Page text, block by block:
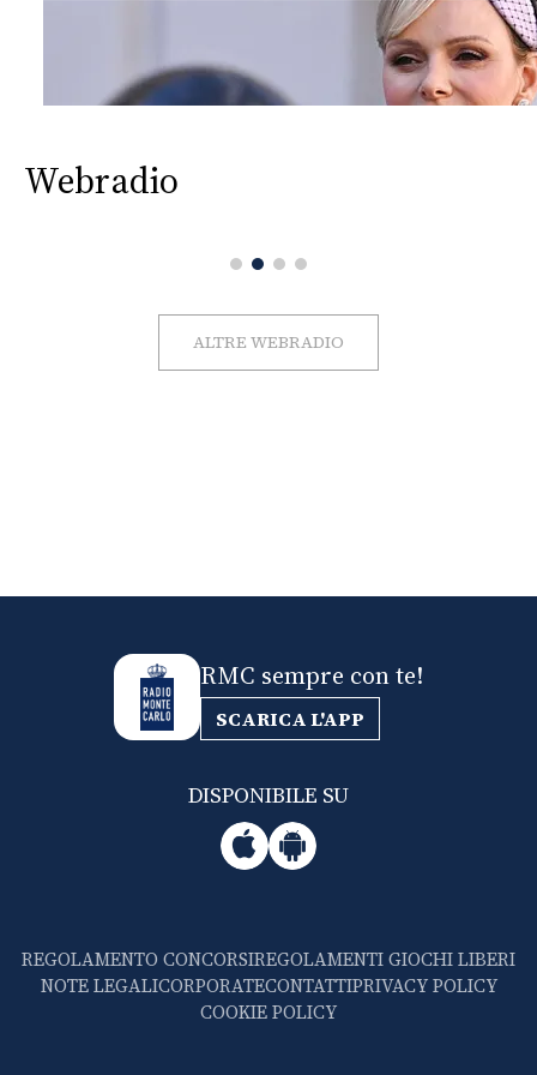
Webradio
ALTRE WEBRADIO
RMC sempre con te!
SCARICA L'APP
DISPONIBILE SU
REGOLAMENTO CONCORSIREGOLAMENTI GIOCHI LIBERI
NOTE LEGALICORPORATECONTATTIPRIVACY POLICY
COOKIE POLICY